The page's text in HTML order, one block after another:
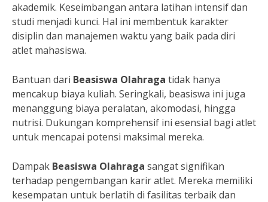
akademik. Keseimbangan antara latihan intensif dan
studi menjadi kunci. Hal ini membentuk karakter
disiplin dan manajemen waktu yang baik pada diri
atlet mahasiswa.
Bantuan dari Beasiswa Olahraga tidak hanya
mencakup biaya kuliah. Seringkali, beasiswa ini juga
menanggung biaya peralatan, akomodasi, hingga
nutrisi. Dukungan komprehensif ini esensial bagi atlet
untuk mencapai potensi maksimal mereka.
Dampak Beasiswa Olahraga sangat signifikan
terhadap pengembangan karir atlet. Mereka memiliki
kesempatan untuk berlatih di fasilitas terbaik dan